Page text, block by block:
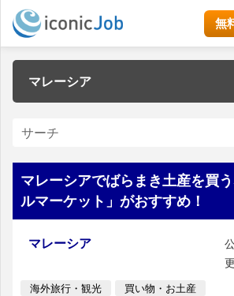
無
マレーシア
マレーシアでばらまき土産を買
ルマーケット」がおすすめ！
マレーシア
海外旅行・観光 買い物・お土産